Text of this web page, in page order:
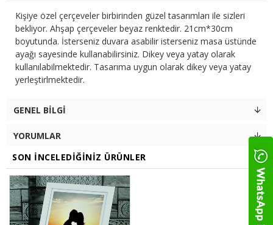
Kişiye özel çerçeveler birbirinden güzel tasarımları ile sizleri
bekliyor. Ahşap çerçeveler beyaz renktedir. 21cm*30cm
boyutunda. İsterseniz duvara asabilir isterseniz masa üstünde
ayağı sayesinde kullanabilirsiniz. Dikey veya yatay olarak
kullanılabilmektedir. Tasarıma uygun olarak dikey veya yatay
yerleştirlmektedir.
GENEL BILGI
YORUMLAR
SON İNCELEDIĞINIZ ÜRÜNLER